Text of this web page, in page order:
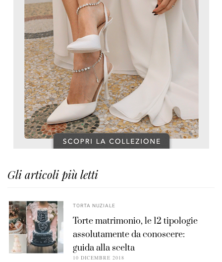
Gli articoli più letti
TORTA NUZIALE
Torte matrimonio, le 12 tipologie
assolutamente da conoscere:
guida alla scelta
10 DICEMBRE 2018